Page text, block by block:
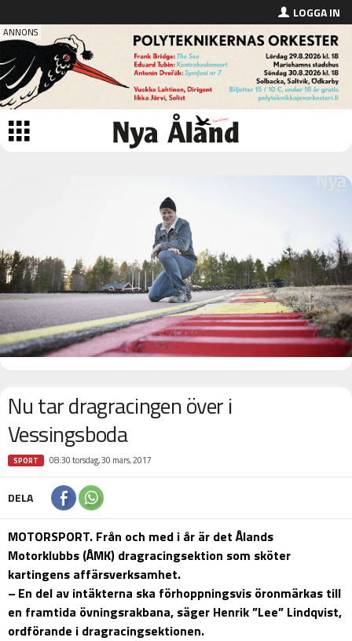
LOGGA IN
Nu tar dragracingen över i
Vessingsboda
SPORT 08:30 torsdag, 30 mars, 2017
DELA
MOTORSPORT. Från och med i år är det Ålands
Motorklubbs (ÅMK) dragracingsektion som sköter
kartingens affärsverksamhet.
– En del av intäkterna ska förhoppningsvis öronmärkas till
en framtida övningsrakbana, säger Henrik ”Lee” Lindqvist,
ordförande i dragracingsektionen.